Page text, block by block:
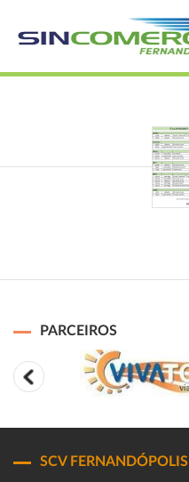
PARCEIROS
SCV FERNANDÓPOLIS